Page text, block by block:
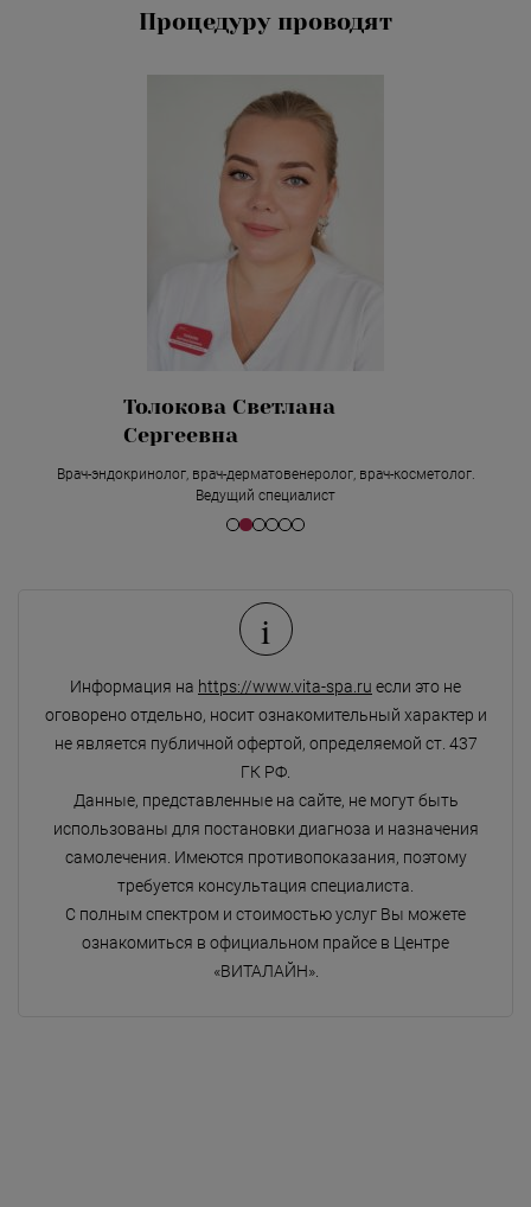
Процедуру проводят
Толокова Светлана
Сергеевна
Врач-эндокринолог, врач-дерматовенеролог, врач-косметолог.
Ведущий специалист
i
Информация на https://www.vita-spa.ru если это не
оговорено отдельно, носит ознакомительный характер и
не является публичной офертой, определяемой ст. 437
ГК РФ.
Данные, представленные на сайте, не могут быть
использованы для постановки диагноза и назначения
самолечения. Имеются противопоказания, поэтому
требуется консультация специалиста.
С полным спектром и стоимостью услуг Вы можете
ознакомиться в официальном прайсе в Центре
«ВИТАЛАЙН».